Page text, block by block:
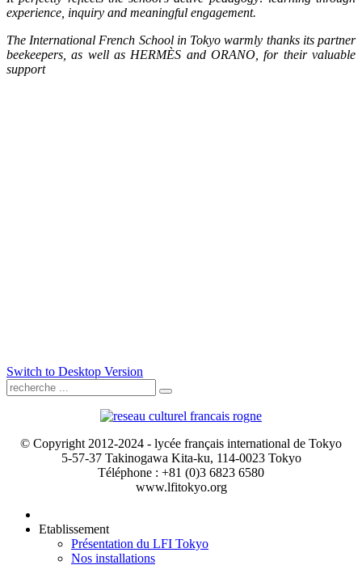
experience, inquiry and meaningful engagement.
The International French School in Tokyo warmly thanks its partner
beekeepers, as well as HERMÈS and ORANO, for their valuable
support
Switch to Desktop Version
© Copyright 2012-2024 - lycée français international de Tokyo
5-57-37 Takinogawa Kita-ku, 114-0023 Tokyo
Téléphone : +81 (0)3 6823 6580
www.lfitokyo.org
Etablissement
Présentation du LFI Tokyo
Nos installations